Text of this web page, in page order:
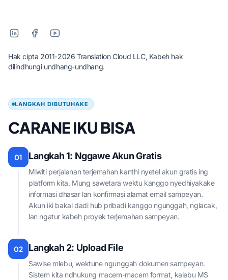
Hak cipta 2011-2026 Translation Cloud LLC, Kabeh hak
dilindhungi undhang-undhang.
LANGKAH DIBUTUHAKE
CARANE IKU BISA
01 Langkah 1: Nggawe Akun Gratis
Miwiti perjalanan terjemahan kanthi nyetel akun gratis ing
platform kita. Mung sawetara wektu kanggo nyedhiyakake
informasi dhasar lan konfirmasi alamat email sampeyan.
Akun iki bakal dadi hub pribadi kanggo ngunggah, nglacak,
lan ngatur kabeh proyek terjemahan sampeyan.
02 Langkah 2: Upload File
Sawise mlebu, wektune ngunggah dokumen sampeyan.
Sistem kita ndhukung macem-macem format, kalebu MS